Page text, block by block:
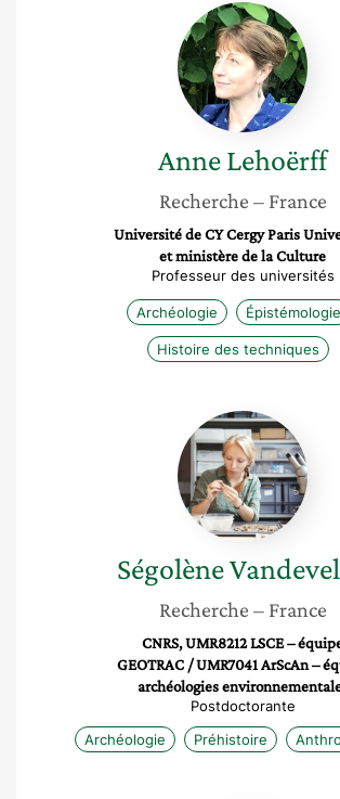
Anne
Lehoërff
AnneLehoërff
Recherche – France
Université de CY Cergy Paris
et ministère de la Culture
Professeur des universités
Archéologie Épistémologie
Histoire des techniques
Ségolène
Vandevelde
Ségolène
Recherche – France
CNRS, UMR8212 LSCE –
GEOTRAC / UMR7041 ArScAn –
archéologies
Postdoctorante
Archéologie
Préhistoire